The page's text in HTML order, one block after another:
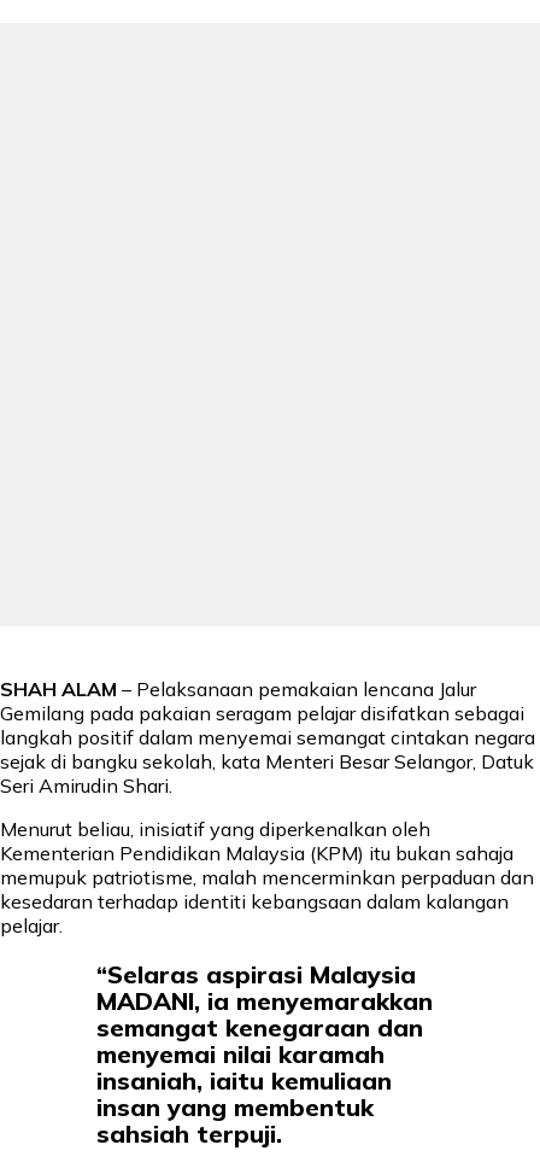
SHAH ALAM – Pelaksanaan pemakaian lencana Jalur
Gemilang pada pakaian seragam pelajar disifatkan sebagai
langkah positif dalam menyemai semangat cintakan negara
sejak di bangku sekolah, kata Menteri Besar Selangor, Datuk
Seri Amirudin Shari.
Menurut beliau, inisiatif yang diperkenalkan oleh
Kementerian Pendidikan Malaysia (KPM) itu bukan sahaja
memupuk patriotisme, malah mencerminkan perpaduan dan
kesedaran terhadap identiti kebangsaan dalam kalangan
pelajar.
“Selaras aspirasi Malaysia
MADANI, ia menyemarakkan
semangat kenegaraan dan
menyemai nilai karamah
insaniah, iaitu kemuliaan
insan yang membentuk
sahsiah terpuji.